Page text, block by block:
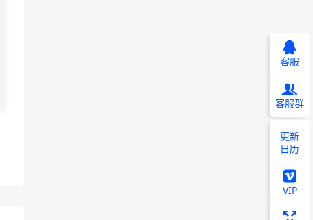
客服
客服群
更新
日历
VIP